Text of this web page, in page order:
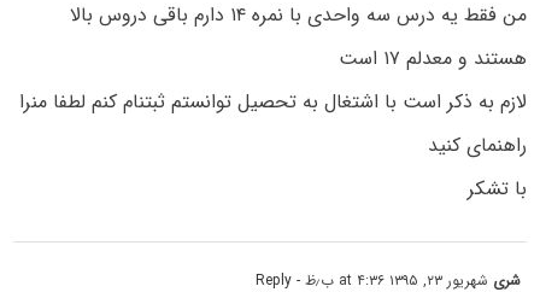
من فقط یه درس سه واحدی با نمره ۱۴ دارم باقی دروس بالا
هستند و معدلم ۱۷ است
لازم به ذکر است با اشتغال به تحصیل توانستم ثبتنام کنم لطفا منرا
راهنمای کنید
با تشکر
شری شهریور ۲۳, ۱۳۹۵ at ۴:۳۶ ب٫ظ - Reply